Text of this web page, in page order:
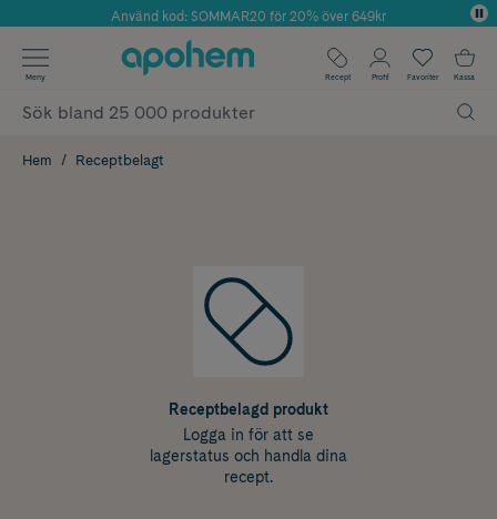
Årets Butik 2025 inom Skönhet
Använd kod: SOMMAR20 för 20% över 649kr
✓ Fri frakt
✓ Poäng på alla köp*
Meny Recept Profil Favoriter Kassa
Hem Receptbelagt
Receptbelagd produkt
Logga in för att se
lagerstatus och handla dina
recept.